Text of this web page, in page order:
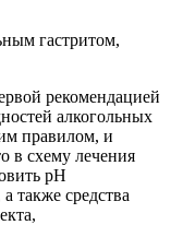
гастритом,
рекомендацией
алкогольных
правилом, и
в схему лечения
рН
также средства